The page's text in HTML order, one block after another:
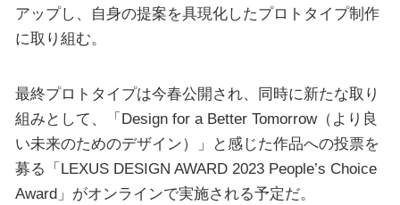
アップし、自身の提案を具現化したプロトタイプ制作
に取り組む。
最終プロトタイプは今春公開され、同時に新たな取り
組みとして、「Design for a Better Tomorrow（より良
い未来のためのデザイン）」と感じた作品への投票を
募る「LEXUS DESIGN AWARD 2023 People’s Choice
Award」がオンラインで実施される予定だ。